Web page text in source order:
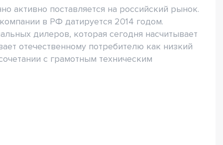
активно поставляется на российский рынок.
в РФ датируется 2014 годом.
дилеров, которая сегодня насчитывает
отечественному потребителю как низкий
с грамотным техническим